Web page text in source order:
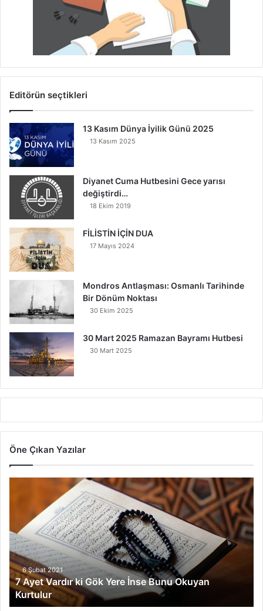
Editörün seçtikleri
13 Kasım Dünya İyilik Günü 2025
13 Kasım 2025
Diyanet Cuma Hutbesini Gece yarısı
değiştirdi…
18 Ekim 2019
FİLİSTİN İÇİN DUA
17 Mayıs 2024
Mondros Antlaşması: Osmanlı Tarihinde
Bir Dönüm Noktası
30 Ekim 2025
30 Mart 2025 Ramazan Bayramı Hutbesi
30 Mart 2025
Öne Çıkan Yazılar
Gök
Yere
İnse
Bunu
Okuyan
Kurtulur
6 Şubat 2021
7 Ayet Vardır ki Gök Yere İnse Bunu Okuyan
Kurtulur